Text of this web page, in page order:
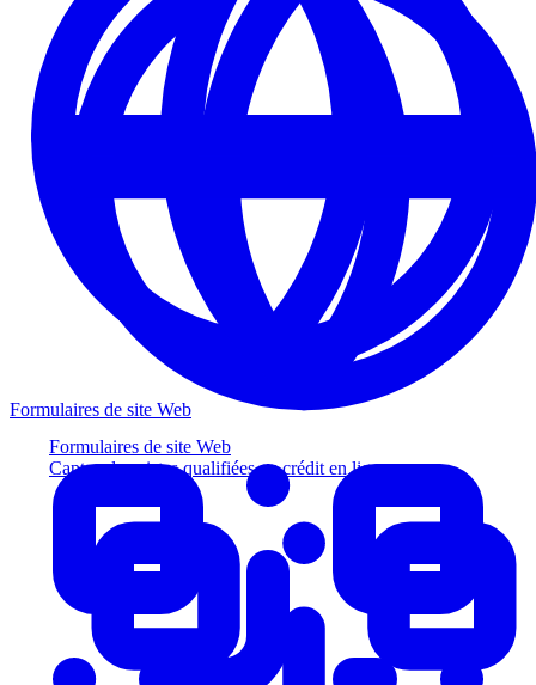
Formulaires de site Web
Captez des pistes qualifiées au crédit en ligne
Formulaires de site Web